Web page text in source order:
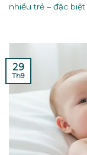
nhiều trẻ – đặc
29
Th9